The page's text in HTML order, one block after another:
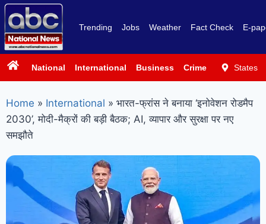
Trending Jobs Weather Fact Check E-
National International Business Crime PoliticsStates
Home » International » भारत-फ्रांस ने बनाया ‘इनोवेशन रोडमैप
2030’, मोदी-मैक्रों की बड़ी बैठक; AI, व्यापार और सुरक्षा पर नए
समझौते